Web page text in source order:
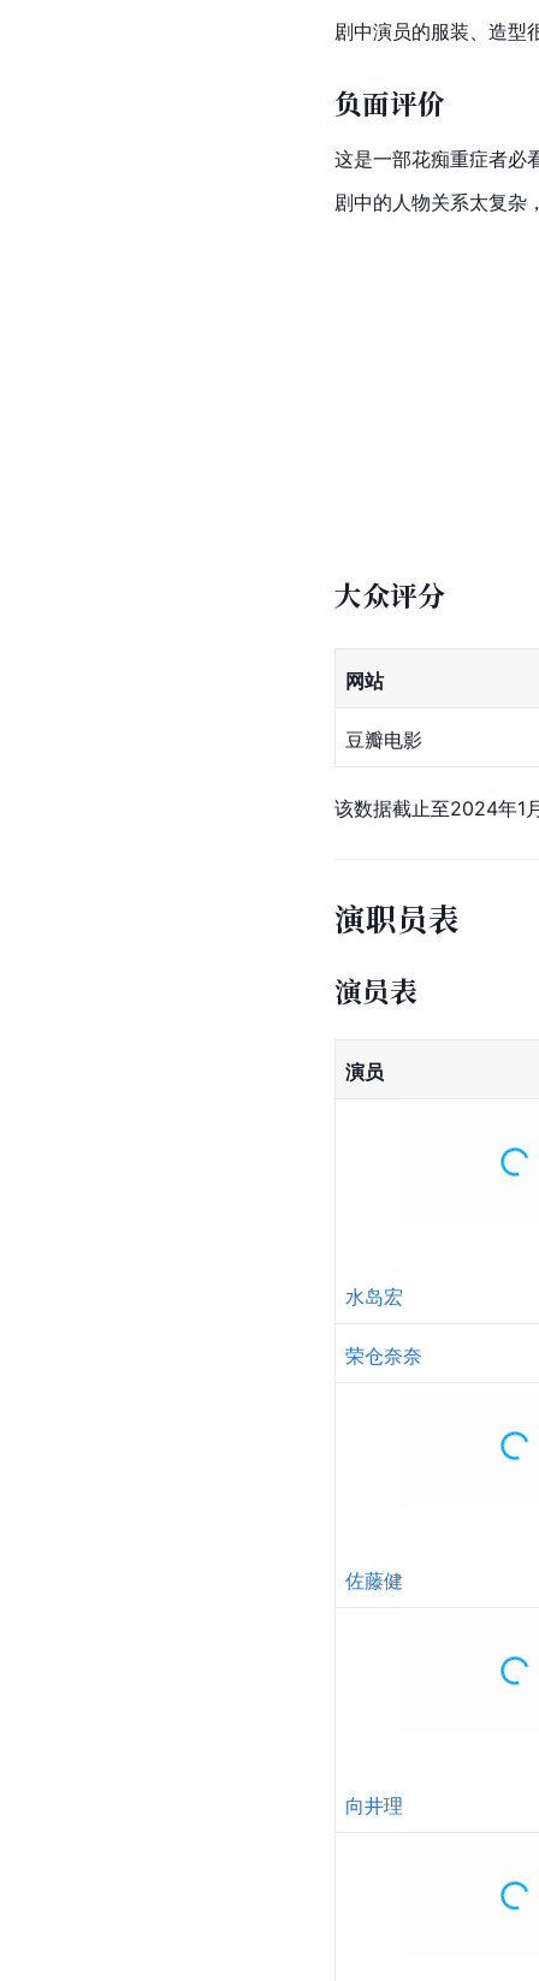
剧中演员的服装、造型
负面评价
这是一部花痴重症者必
剧中的人物关系太复杂
大众评分
网站
豆瓣电影
该数据截止至2024年1
演职员表
演员表
演员
水岛宏
荣仓奈奈
佐藤健
向井理